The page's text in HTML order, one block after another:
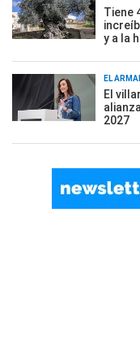
Tiene
y a la
EL
El
2027